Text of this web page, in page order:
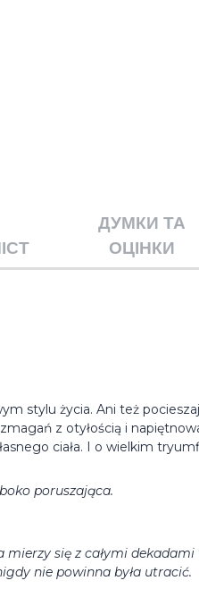
ДУМКИ ТА
ОЦІНКИ
stylu życia. Ani też
z otyłością i
ciała. I o wielkim
poruszająca.
się z całymi
nie powinna była utracić.